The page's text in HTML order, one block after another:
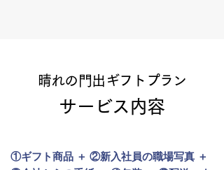
晴れの門出ギフト プラン
サービス内容
①ギフト商品 ＋ ②新入社員の職場写真 ＋